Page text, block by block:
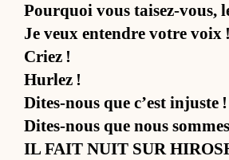
Pourquoi vous tai­sez-vous,
Je veux en­tendre votre voix !
Criez !
Hur­lez !
Dites-nous que c’est injuste !
Dites-nous que nous
IL FAIT NUIT SUR